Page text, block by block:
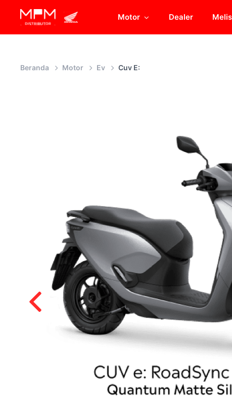
Motor Dealer
Beranda Motor Ev Cuv E: